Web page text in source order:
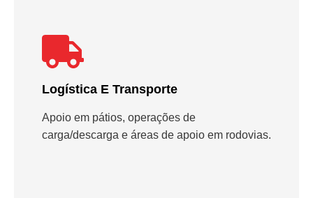
Logística E Transporte
Apoio em pátios, operações de
carga/descarga e áreas de apoio em rodovias.